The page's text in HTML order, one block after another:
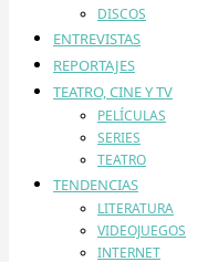
DISCOS
ENTREVISTAS
REPORTAJES
TEATRO, CINE Y TV
PELÍCULAS
SERIES
TEATRO
TENDENCIAS
LITERATURA
VIDEOJUEGOS
INTERNET